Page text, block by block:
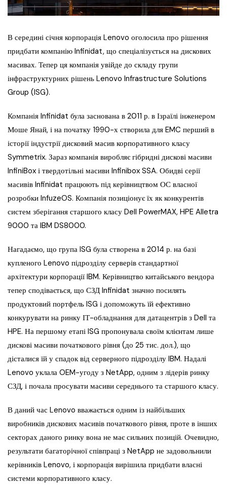
В середині січня корпорація Lenovo оголосила про рішення
придбати компанію Infinidat, що спеціалізується на дискових
масивах. Тепер ця компанія увійде до складу групи
інфраструктурних рішень Lenovo Infrastructure Solutions
Group (ISG).
Компанія Infinidat була заснована в 2011 р. в Ізраїлі інженером
Моше Янай, і на початку 1990-х створила для EMC перший в
історії індустрії дисковий масив корпоративного класу
Symmetrix. Зараз компанія виробляє гібридні дискові масиви
InfiniBox і твердотільні масиви Infinibox SSA. Обидві серії
масивів Infinidat працюють під керівництвом ОС власної
розробки InfuzeOS. Компанія позиціонує їх як конкурентів
систем зберігання старшого класу Dell PowerMAX, HPE Alletra
9000 та IBM DS8000.
Нагадаємо, що група ISG була створена в 2014 р. на базі
купленого Lenovo підрозділу серверів стандартної
архітектури корпорації IBM. Керівництво китайського вендора
тепер сподівається, що СЗД Infinidat значно посилять
продуктовий портфель ISG і допоможуть їй ефективно
конкурувати на ринку ІТ-обладнання для датацентрів з Dell та
HPE. На першому етапі ISG пропонувала своїм клієнтам лише
дискові масиви початкового рівня (до 25 тис. дол.), що
дісталися їй у спадок від серверного підрозділу IBM. Надалі
Lenovo уклала OEM-угоду з NetApp, одним з лідерів ринку
СЗД, і почала просувати масиви середнього та старшого класу.
В даний час Lenovo вважається одним із найбільших
виробників дискових масивів початкового рівня, проте в інших
секторах даного ринку вона не має сильних позицій. Очевидно,
результати багаторічної співпраці з NetApp не задовольнили
керівників Lenovo, і корпорація вирішила придбати власні
системи корпоративного класу.